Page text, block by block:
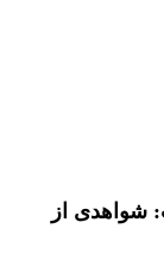
شواهدی از